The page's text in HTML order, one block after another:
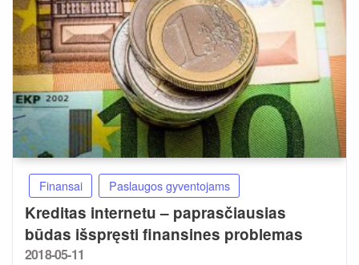
Finansai Paslaugos gyventojams
Kreditas internetu – paprasčiausias
būdas išspręsti finansines problemas
Posted
2018-05-11